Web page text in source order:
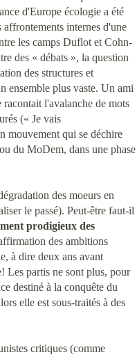
d'Europe écologie a été
affrontements internes d'une
les camps Duflot et Cohn-
des « débats », la question
des structures et
ensemble plus vaste. Un ami
l'avalanche de mots
(« Je vais
mouvement qui se déchire
du MoDem, dans une phase
des moeurs en
le passé). Peut-être faut-il
prodigieux des
des ambitions
à dire deux ans avant
Les partis ne sont plus, pour
destiné à la conquête du
elle est sous-traités à des
critiques (comme